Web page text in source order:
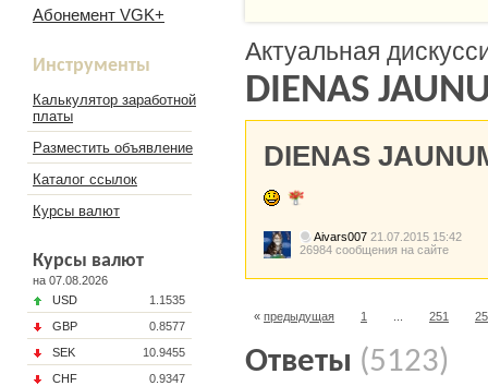
Абонемент VGK+
Инструменты
Калькулятор заработной
платы
Разместить объявление
Каталог ссылок
Курсы валют
Курсы валют
на 07.08.2026
USD
1.1535
GBP
0.8577
SEK
10.9455
CHF
0.9347
Актуальная
DIENAS
DIENAS
Aivars007 21.07.2015 15:42
26984 сообщения на сайте
« предыдущая 1 251
Ответы (5123)